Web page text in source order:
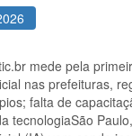
mede pela
nas prefeituras,
falta de
tecnologiaSão